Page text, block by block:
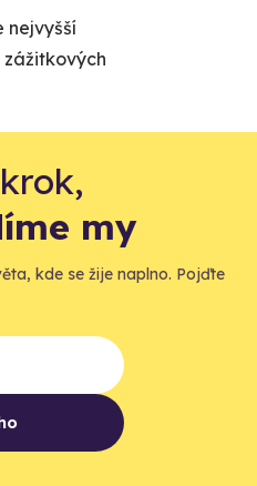
nejvyšší
my
kde se žije naplno. Pojďte